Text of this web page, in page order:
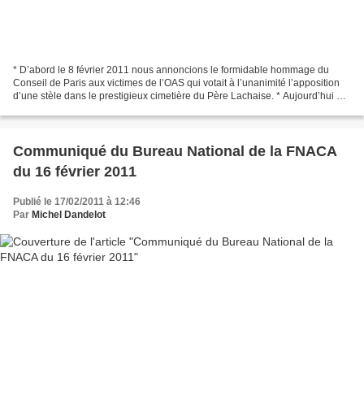
* D’abord le 8 février 2011 nous annoncions le formidable hommage du
Conseil de Paris aux victimes de l’OAS qui votait à l’unanimité l’apposition
d’une stèle dans le prestigieux cimetière du Père Lachaise. * Aujourd’hui 17
Communiqué du Bureau National de la FNACA
du 16 février 2011
Publié le 17/02/2011 à 12:46
Par Michel Dandelot